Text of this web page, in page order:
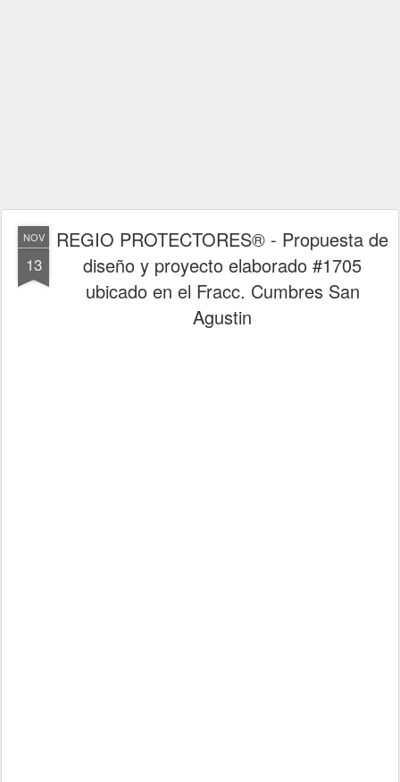
NOV
13
REGIO PROTECTORES® - Propuesta de
diseño y proyecto elaborado #1705
ubicado en el Fracc. Cumbres San
Agustin